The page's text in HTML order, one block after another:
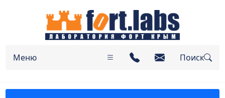
Меню Поиск